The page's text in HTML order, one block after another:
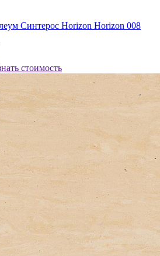
Синтерос Horizon Horizon 008
стоимость